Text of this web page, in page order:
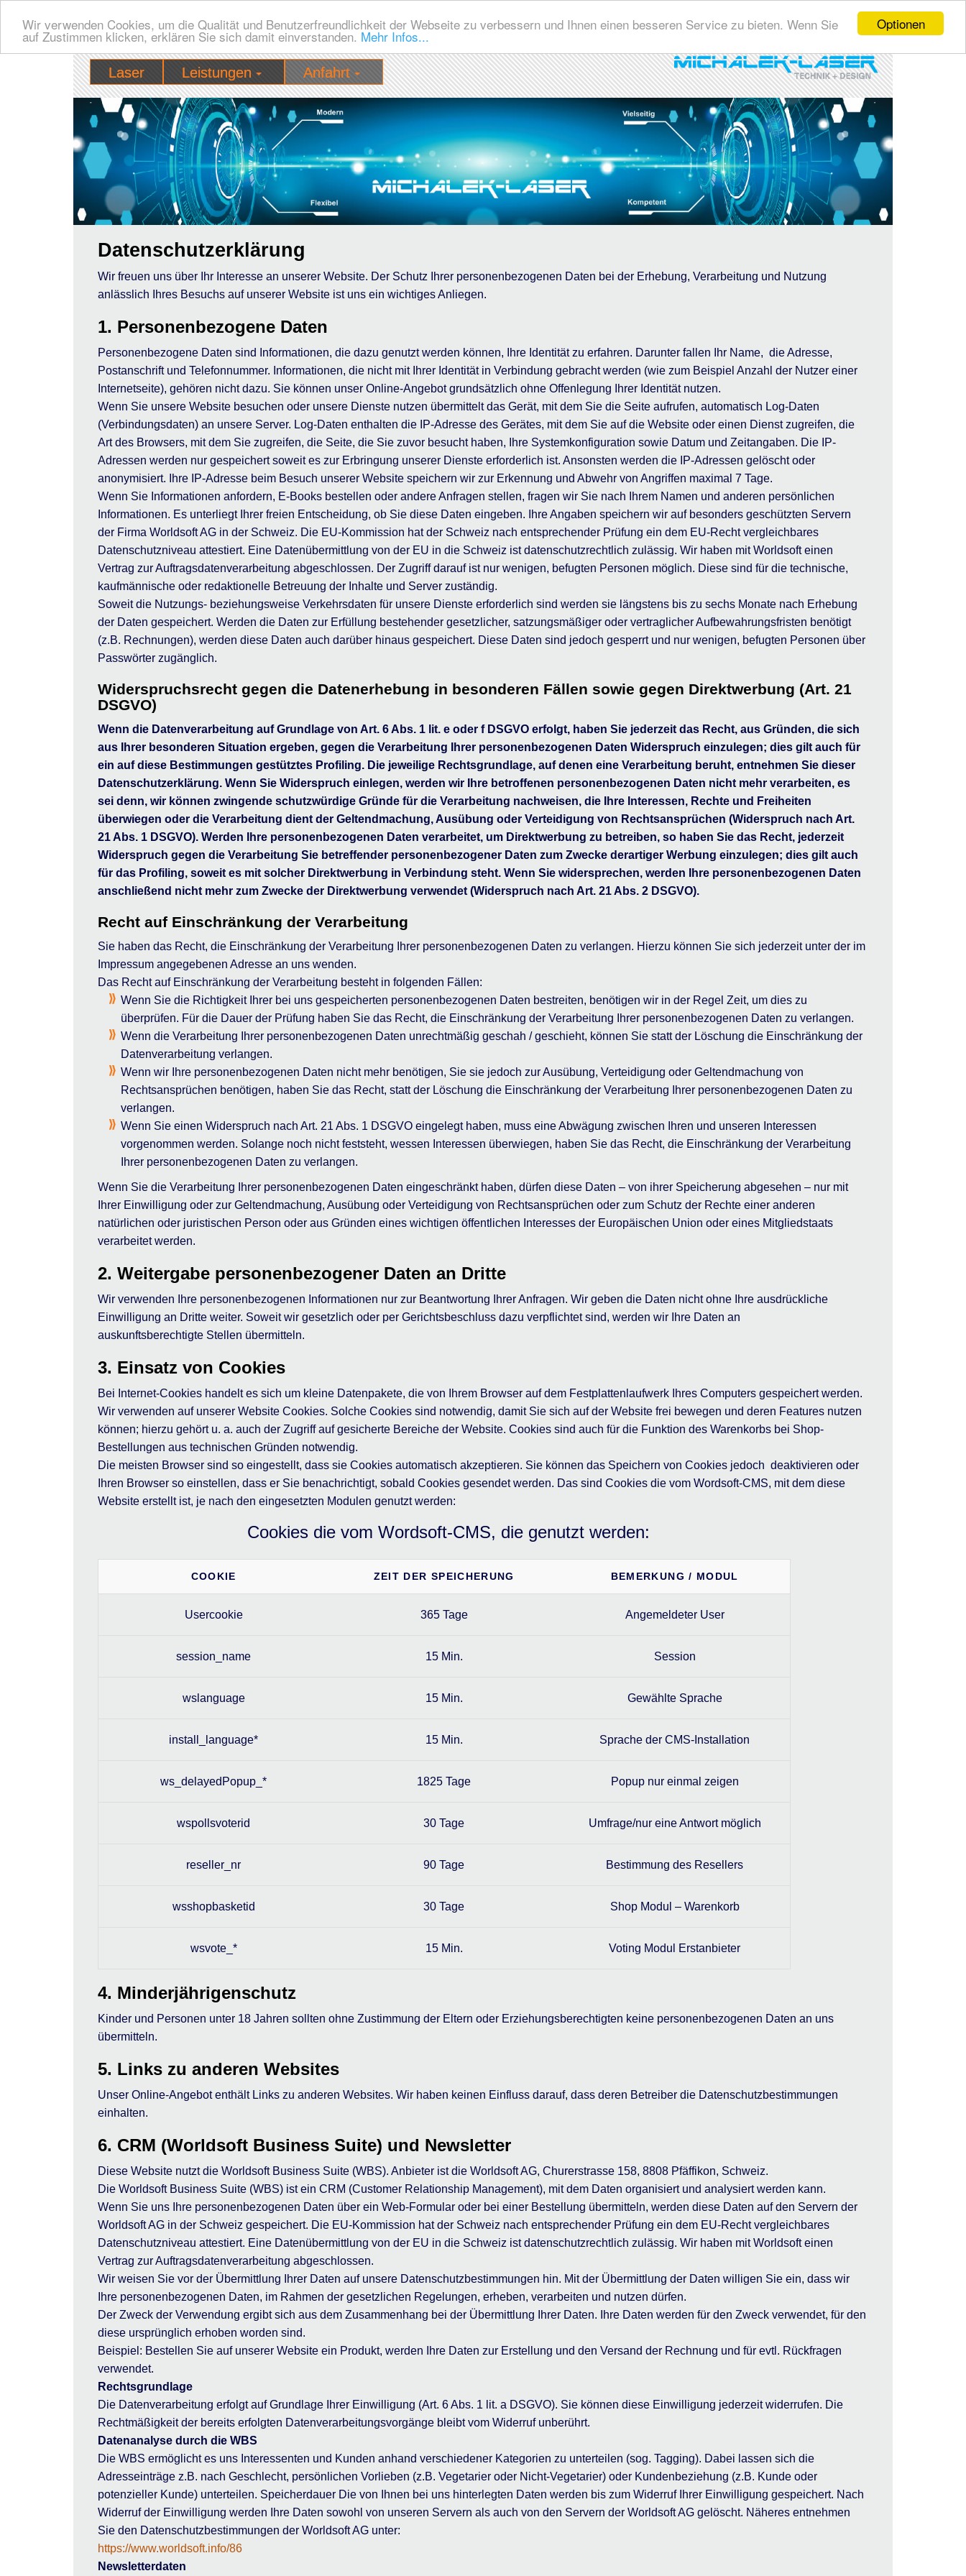
Optionen
Wir verwenden Cookies, um die Qualität und Benutzerfreundlichkeit der Webseite zu verbessern und Ihnen einen besseren Service zu bieten. Wenn Sie
auf Zustimmen klicken, erklären Sie sich damit einverstanden. Mehr Infos...
Laser Leistungen Anfahrt
Datenschutzerklärung
Wir freuen uns über Ihr Interesse an unserer Website. Der Schutz Ihrer personenbezogenen Daten bei der Erhebung, Verarbeitung und Nutzung
anlässlich Ihres Besuchs auf unserer Website ist uns ein wichtiges Anliegen.
1. Personenbezogene Daten
Personenbezogene Daten sind Informationen, die dazu genutzt werden können, Ihre Identität zu erfahren. Darunter fallen Ihr Name, die Adresse,
Postanschrift und Telefonnummer. Informationen, die nicht mit Ihrer Identität in Verbindung gebracht werden (wie zum Beispiel Anzahl der Nutzer einer
Internetseite), gehören nicht dazu. Sie können unser Online-Angebot grundsätzlich ohne Offenlegung Ihrer Identität nutzen.
Wenn Sie unsere Website besuchen oder unsere Dienste nutzen übermittelt das Gerät, mit dem Sie die Seite aufrufen, automatisch Log-Daten
(Verbindungsdaten) an unsere Server. Log-Daten enthalten die IP-Adresse des Gerätes, mit dem Sie auf die Website oder einen Dienst zugreifen, die
Art des Browsers, mit dem Sie zugreifen, die Seite, die Sie zuvor besucht haben, Ihre Systemkonfiguration sowie Datum und Zeitangaben. Die IP-
Adressen werden nur gespeichert soweit es zur Erbringung unserer Dienste erforderlich ist. Ansonsten werden die IP-Adressen gelöscht oder
anonymisiert. Ihre IP-Adresse beim Besuch unserer Website speichern wir zur Erkennung und Abwehr von Angriffen maximal 7 Tage.
Wenn Sie Informationen anfordern, E-Books bestellen oder andere Anfragen stellen, fragen wir Sie nach Ihrem Namen und anderen persönlichen
Informationen. Es unterliegt Ihrer freien Entscheidung, ob Sie diese Daten eingeben. Ihre Angaben speichern wir auf besonders geschützten Servern
der Firma Worldsoft AG in der Schweiz. Die EU-Kommission hat der Schweiz nach entsprechender Prüfung ein dem EU-Recht vergleichbares
Datenschutzniveau attestiert. Eine Datenübermittlung von der EU in die Schweiz ist datenschutzrechtlich zulässig. Wir haben mit Worldsoft einen
Vertrag zur Auftragsdatenverarbeitung abgeschlossen. Der Zugriff darauf ist nur wenigen, befugten Personen möglich. Diese sind für die technische,
kaufmännische oder redaktionelle Betreuung der Inhalte und Server zuständig.
Soweit die Nutzungs- beziehungsweise Verkehrsdaten für unsere Dienste erforderlich sind werden sie längstens bis zu sechs Monate nach Erhebung
der Daten gespeichert. Werden die Daten zur Erfüllung bestehender gesetzlicher, satzungsmäßiger oder vertraglicher Aufbewahrungsfristen benötigt
(z.B. Rechnungen), werden diese Daten auch darüber hinaus gespeichert. Diese Daten sind jedoch gesperrt und nur wenigen, befugten Personen über
Passwörter zugänglich.
Widerspruchsrecht gegen die Datenerhebung in besonderen Fällen sowie gegen Direktwerbung (Art. 21
DSGVO)
Wenn die Datenverarbeitung auf Grundlage von Art. 6 Abs. 1 lit. e oder f DSGVO erfolgt, haben Sie jederzeit das Recht, aus Gründen, die sich
aus Ihrer besonderen Situation ergeben, gegen die Verarbeitung Ihrer personenbezogenen Daten Widerspruch einzulegen; dies gilt auch für
ein auf diese Bestimmungen gestütztes Profiling. Die jeweilige Rechtsgrundlage, auf denen eine Verarbeitung beruht, entnehmen Sie dieser
Datenschutzerklärung. Wenn Sie Widerspruch einlegen, werden wir Ihre betroffenen personenbezogenen Daten nicht mehr verarbeiten, es
sei denn, wir können zwingende schutzwürdige Gründe für die Verarbeitung nachweisen, die Ihre Interessen, Rechte und Freiheiten
überwiegen oder die Verarbeitung dient der Geltendmachung, Ausübung oder Verteidigung von Rechtsansprüchen (Widerspruch nach Art.
21 Abs. 1 DSGVO). Werden Ihre personenbezogenen Daten verarbeitet, um Direktwerbung zu betreiben, so haben Sie das Recht, jederzeit
Widerspruch gegen die Verarbeitung Sie betreffender personenbezogener Daten zum Zwecke derartiger Werbung einzulegen; dies gilt auch
für das Profiling, soweit es mit solcher Direktwerbung in Verbindung steht. Wenn Sie widersprechen, werden Ihre personenbezogenen Daten
anschließend nicht mehr zum Zwecke der Direktwerbung verwendet (Widerspruch nach Art. 21 Abs. 2 DSGVO).
Recht auf Einschränkung der Verarbeitung
Sie haben das Recht, die Einschränkung der Verarbeitung Ihrer personenbezogenen Daten zu verlangen. Hierzu können Sie sich jederzeit unter der im
Impressum angegebenen Adresse an uns wenden.
Das Recht auf Einschränkung der Verarbeitung besteht in folgenden Fällen:
Wenn Sie die Richtigkeit Ihrer bei uns gespeicherten personenbezogenen Daten bestreiten, benötigen wir in der Regel Zeit, um dies zu
überprüfen. Für die Dauer der Prüfung haben Sie das Recht, die Einschränkung der Verarbeitung Ihrer personenbezogenen Daten zu verlangen.
Wenn die Verarbeitung Ihrer personenbezogenen Daten unrechtmäßig geschah / geschieht, können Sie statt der Löschung die Einschränkung der
Datenverarbeitung verlangen.
Wenn wir Ihre personenbezogenen Daten nicht mehr benötigen, Sie sie jedoch zur Ausübung, Verteidigung oder Geltendmachung von
Rechtsansprüchen benötigen, haben Sie das Recht, statt der Löschung die Einschränkung der Verarbeitung Ihrer personenbezogenen Daten zu
verlangen.
Wenn Sie einen Widerspruch nach Art. 21 Abs. 1 DSGVO eingelegt haben, muss eine Abwägung zwischen Ihren und unseren Interessen
vorgenommen werden. Solange noch nicht feststeht, wessen Interessen überwiegen, haben Sie das Recht, die Einschränkung der Verarbeitung
Ihrer personenbezogenen Daten zu verlangen.
Wenn Sie die Verarbeitung Ihrer personenbezogenen Daten eingeschränkt haben, dürfen diese Daten – von ihrer Speicherung abgesehen – nur mit
Ihrer Einwilligung oder zur Geltendmachung, Ausübung oder Verteidigung von Rechtsansprüchen oder zum Schutz der Rechte einer anderen
natürlichen oder juristischen Person oder aus Gründen eines wichtigen öffentlichen Interesses der Europäischen Union oder eines Mitgliedstaats
verarbeitet werden.
2. Weitergabe personenbezogener Daten an Dritte
Wir verwenden Ihre personenbezogenen Informationen nur zur Beantwortung Ihrer Anfragen. Wir geben die Daten nicht ohne Ihre ausdrückliche
Einwilligung an Dritte weiter. Soweit wir gesetzlich oder per Gerichtsbeschluss dazu verpflichtet sind, werden wir Ihre Daten an
auskunftsberechtigte Stellen übermitteln.
3. Einsatz von Cookies
Bei Internet-Cookies handelt es sich um kleine Datenpakete, die von Ihrem Browser auf dem Festplattenlaufwerk Ihres Computers gespeichert werden.
Wir verwenden auf unserer Website Cookies. Solche Cookies sind notwendig, damit Sie sich auf der Website frei bewegen und deren Features nutzen
können; hierzu gehört u. a. auch der Zugriff auf gesicherte Bereiche der Website. Cookies sind auch für die Funktion des Warenkorbs bei Shop-
Bestellungen aus technischen Gründen notwendig.
Die meisten Browser sind so eingestellt, dass sie Cookies automatisch akzeptieren. Sie können das Speichern von Cookies jedoch deaktivieren oder
Ihren Browser so einstellen, dass er Sie benachrichtigt, sobald Cookies gesendet werden. Das sind Cookies die vom Wordsoft-CMS, mit dem diese
Website erstellt ist, je nach den eingesetzten Modulen genutzt werden:
Cookies die vom Wordsoft-CMS, die genutzt werden:
COOKIE ZEIT DER SPEICHERUNG BEMERKUNG / MODUL
Usercookie 365 Tage Angemeldeter User
session_name 15 Min. Session
wslanguage 15 Min. Gewählte Sprache
install_language* 15 Min. Sprache der CMS-Installation
ws_delayedPopup_* 1825 Tage Popup nur einmal zeigen
wspollsvoterid 30 Tage Umfrage/nur eine Antwort möglich
reseller_nr 90 Tage Bestimmung des Resellers
wsshopbasketid 30 Tage Shop Modul – Warenkorb
wsvote_* 15 Min. Voting Modul Erstanbieter
4. Minderjährigenschutz
Kinder und Personen unter 18 Jahren sollten ohne Zustimmung der Eltern oder Erziehungsberechtigten keine personenbezogenen Daten an uns
übermitteln.
5. Links zu anderen Websites
Unser Online-Angebot enthält Links zu anderen Websites. Wir haben keinen Einfluss darauf, dass deren Betreiber die Datenschutzbestimmungen
einhalten.
6. CRM (Worldsoft Business Suite) und Newsletter
Diese Website nutzt die Worldsoft Business Suite (WBS). Anbieter ist die Worldsoft AG, Churerstrasse 158, 8808 Pfäffikon, Schweiz.
Die Worldsoft Business Suite (WBS) ist ein CRM (Customer Relationship Management), mit dem Daten organisiert und analysiert werden kann.
Wenn Sie uns Ihre personenbezogenen Daten über ein Web-Formular oder bei einer Bestellung übermitteln, werden diese Daten auf den Servern der
Worldsoft AG in der Schweiz gespeichert. Die EU-Kommission hat der Schweiz nach entsprechender Prüfung ein dem EU-Recht vergleichbares
Datenschutzniveau attestiert. Eine Datenübermittlung von der EU in die Schweiz ist datenschutzrechtlich zulässig. Wir haben mit Worldsoft einen
Vertrag zur Auftragsdatenverarbeitung abgeschlossen.
Wir weisen Sie vor der Übermittlung Ihrer Daten auf unsere Datenschutzbestimmungen hin. Mit der Übermittlung der Daten willigen Sie ein, dass wir
Ihre personenbezogenen Daten, im Rahmen der gesetzlichen Regelungen, erheben, verarbeiten und nutzen dürfen.
Der Zweck der Verwendung ergibt sich aus dem Zusammenhang bei der Übermittlung Ihrer Daten. Ihre Daten werden für den Zweck verwendet, für den
diese ursprünglich erhoben worden sind.
Beispiel: Bestellen Sie auf unserer Website ein Produkt, werden Ihre Daten zur Erstellung und den Versand der Rechnung und für evtl. Rückfragen
verwendet.
Rechtsgrundlage
Die Datenverarbeitung erfolgt auf Grundlage Ihrer Einwilligung (Art. 6 Abs. 1 lit. a DSGVO). Sie können diese Einwilligung jederzeit widerrufen. Die
Rechtmäßigkeit der bereits erfolgten Datenverarbeitungsvorgänge bleibt vom Widerruf unberührt.
Datenanalyse durch die WBS
Die WBS ermöglicht es uns Interessenten und Kunden anhand verschiedener Kategorien zu unterteilen (sog. Tagging). Dabei lassen sich die
Adresseinträge z.B. nach Geschlecht, persönlichen Vorlieben (z.B. Vegetarier oder Nicht-Vegetarier) oder Kundenbeziehung (z.B. Kunde oder
potenzieller Kunde) unterteilen. Speicherdauer Die von Ihnen bei uns hinterlegten Daten werden bis zum Widerruf Ihrer Einwilligung gespeichert. Nach
Widerruf der Einwilligung werden Ihre Daten sowohl von unseren Servern als auch von den Servern der Worldsoft AG gelöscht. Näheres entnehmen
Sie den Datenschutzbestimmungen der Worldsoft AG unter:
https://www.worldsoft.info/86
Newsletterdaten